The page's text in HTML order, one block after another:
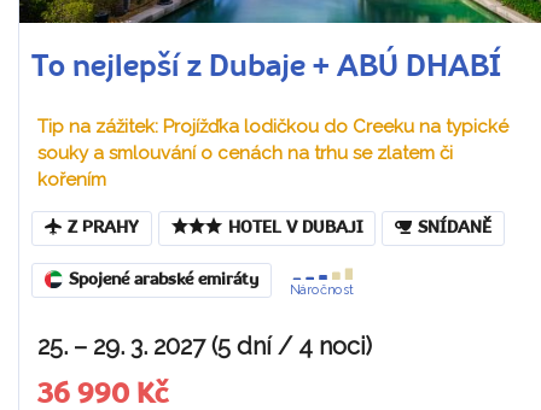
To nejlepší z Dubaje + ABÚ DHABÍ
Tip na zážitek: Projížďka lodičkou do Creeku na typické
souky a smlouvání o cenách na trhu se zlatem či
kořením
Z PRAHY HOTEL V DUBAJI SNÍDANĚ
Spojené arabské emiráty
Náročnost
25. – 29. 3. 2027 (5 dní / 4 noci)
36 990 Kč